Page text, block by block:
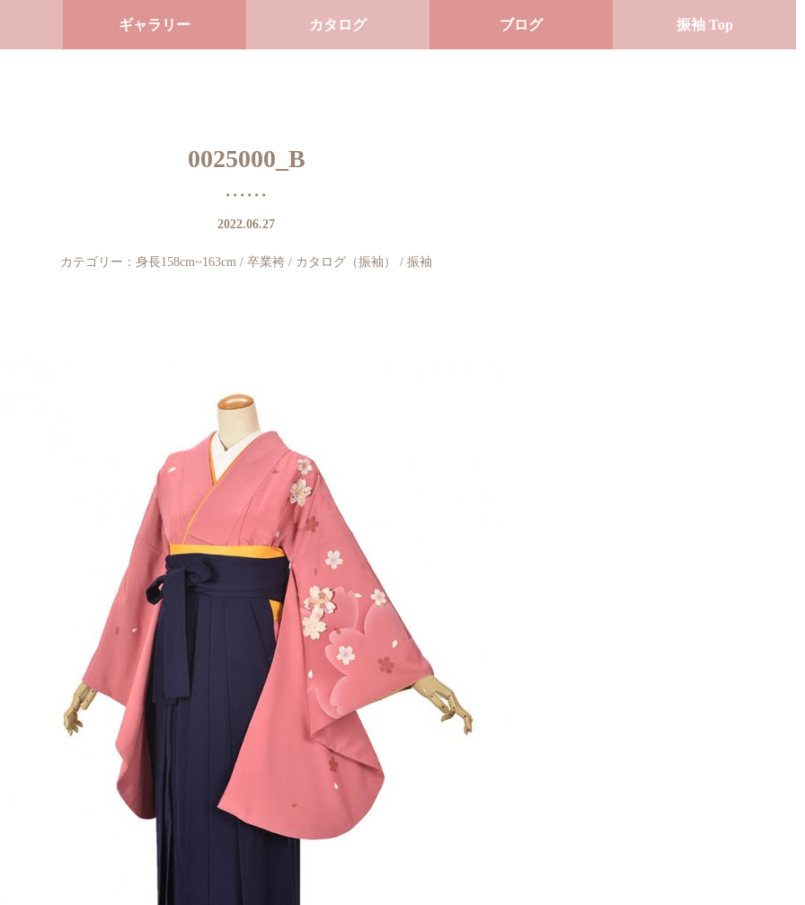
ギャラリー カタログ ブログ 振袖 Top
0025000_B
2022.06.27
カテゴリー： 身長158cm~163cm / 卒業袴 / カタログ（振袖） / 振袖